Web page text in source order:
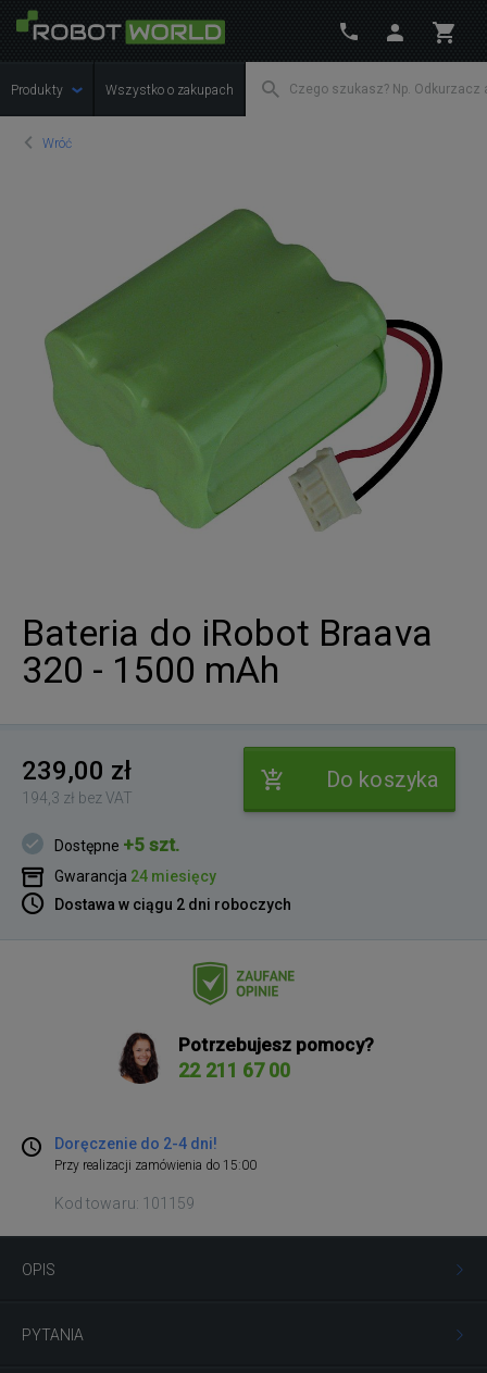
Produkty Wszystko o zakupach
Wróć
Bateria do iRobot Braava
320 - 1500 mAh
239,00 zł
194,3 zł bez VAT
Do koszyka
Dostępne +5 szt.
Gwarancja 24 miesięcy
Dostawa w ciągu 2 dni roboczych
Potrzebujesz pomocy?
22 211 67 00
Doręczenie do 2-4 dni!
Przy realizacji zamówienia do 15:00
Kod towaru: 101159
OPIS
PYTANIA